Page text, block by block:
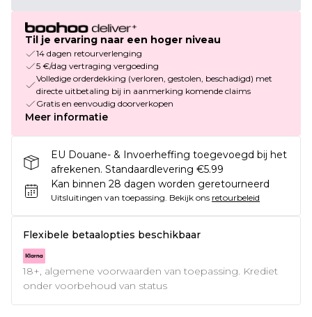
Til je ervaring naar een hoger niveau
14 dagen retourverlenging
5 €/dag vertraging vergoeding
Volledige orderdekking (verloren, gestolen, beschadigd) met
directe uitbetaling bij in aanmerking komende claims
Gratis en eenvoudig doorverkopen
Meer informatie
EU Douane- & Invoerheffing toegevoegd bij het
afrekenen. Standaardlevering €5.99
Kan binnen 28 dagen worden geretourneerd
Uitsluitingen van toepassing. Bekijk ons retourbeleid
Flexibele betaalopties beschikbaar
18+, algemene voorwaarden van toepassing. Krediet
onder voorbehoud van status